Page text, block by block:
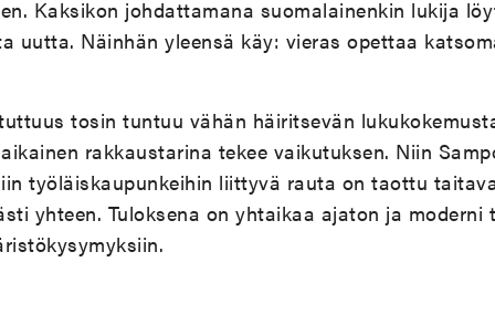
Kaksikon johdattamana suomalainenkin lukija
uutta. Näinhän yleensä käy: vieras opettaa
tosin tuntuu vähän häiritsevän
rakkaustarina tekee vaikutuksen. Niin
työläiskaupunkeihin liittyvä rauta on taottu
yhteen. Tuloksena on yhtaikaa ajaton ja